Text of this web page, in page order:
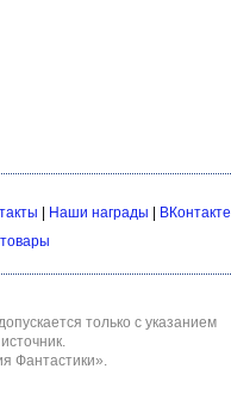
Наши награды
ВКонтакте
только с указанием
Фантастики».